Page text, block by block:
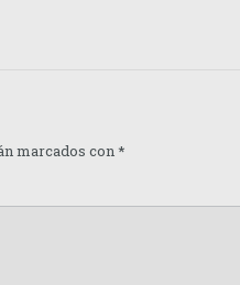
marcados con*